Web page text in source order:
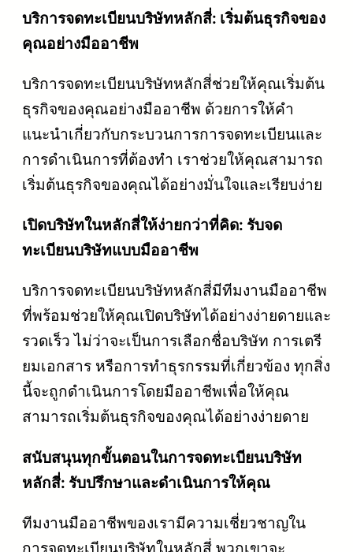
บริการจดทะเบียนบริษัทหลักสี่: เริ่มต้นธุรกิจของ
คุณอย่างมืออาชีพ
บริการจดทะเบียนบริษัทหลักสี่ช่วยให้คุณเริ่มต้น
ธุรกิจของคุณอย่างมืออาชีพ ด้วยการให้คำ
แนะนำเกี่ยวกับกระบวนการการจดทะเบียนและ
การดำเนินการที่ต้องทำ เราช่วยให้คุณสามารถ
เริ่มต้นธุรกิจของคุณได้อย่างมั่นใจและเรียบง่าย
เปิดบริษัทในหลักสี่ให้ง่ายกว่าที่คิด: รับจด
ทะเบียนบริษัทแบบมืออาชีพ
บริการจดทะเบียนบริษัทหลักสี่มีทีมงานมืออาชีพ
ที่พร้อมช่วยให้คุณเปิดบริษัทได้อย่างง่ายดายและ
รวดเร็ว ไม่ว่าจะเป็นการเลือกชื่อบริษัท การเตรี
ยมเอกสาร หรือการทำธุรกรรมที่เกี่ยวข้อง ทุกสิ่ง
นี้จะถูกดำเนินการโดยมืออาชีพเพื่อให้คุณ
สามารถเริ่มต้นธุรกิจของคุณได้อย่างง่ายดาย
สนับสนุนทุกขั้นตอนในการจดทะเบียนบริษัท
หลักสี่: รับปรึกษาและดำเนินการให้คุณ
ทีมงานมืออาชีพของเรามีความเชี่ยวชาญใน
การจดทะเบียนบริษัทในหลักสี่ พวกเขาจะ